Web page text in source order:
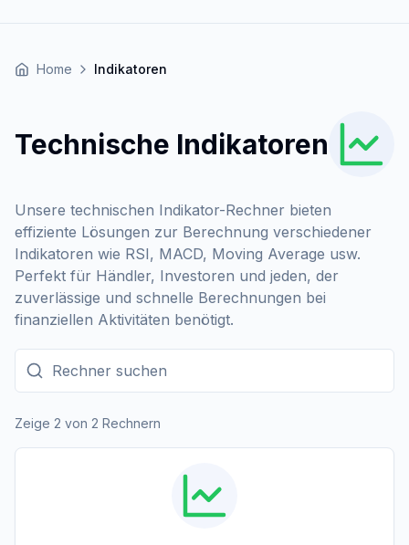
Home Indikatoren
Technische Indikatoren
Unsere technischen Indikator-Rechner bieten
effiziente Lösungen zur Berechnung verschiedener
Indikatoren wie RSI, MACD, Moving Average usw.
Perfekt für Händler, Investoren und jeden, der
zuverlässige und schnelle Berechnungen bei
finanziellen Aktivitäten benötigt.
Rechner suchen
Zeige 2 von 2 Rechnern